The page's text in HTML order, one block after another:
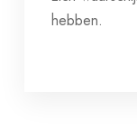
hebben.